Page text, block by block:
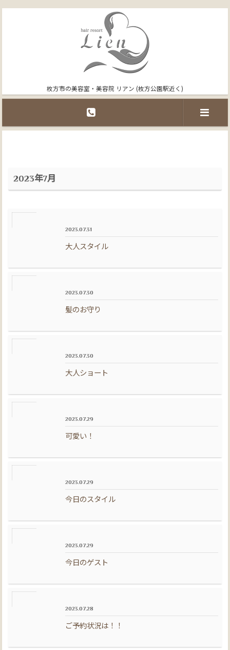
枚方市の美容室・美容院 リアン (枚方公園駅近く)
2023年7月
2023.07.31
大人スタイル
2023.07.30
髪のお守り
2023.07.30
大人ショート
2023.07.29
可愛い！
2023.07.29
今日のスタイル
2023.07.29
今日のゲスト
2023.07.28
ご予約状況は！！